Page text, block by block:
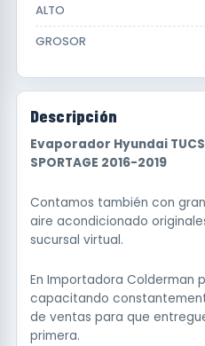
ALTO
GROSOR
Descripción
Evaporador Hyundai
SPORTAGE 2016-2019
Contamos también con
aire acondicionado
sucursal virtual.
En Importadora Colderman
capacitando
de ventas para que
primera.